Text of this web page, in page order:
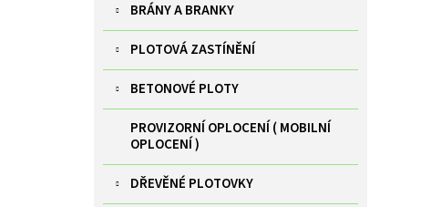
BRÁNY A BRANKY
PLOTOVÁ ZASTÍNĚNÍ
BETONOVÉ PLOTY
PROVIZORNÍ OPLOCENÍ ( MOBILNÍ
OPLOCENÍ )
DŘEVĚNÉ PLOTOVKY